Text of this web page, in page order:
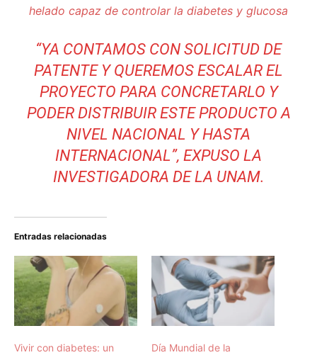
helado capaz de controlar la diabetes y glucosa
“YA CONTAMOS CON SOLICITUD DE
PATENTE Y QUEREMOS ESCALAR EL
PROYECTO PARA CONCRETARLO Y
PODER DISTRIBUIR ESTE PRODUCTO A
NIVEL NACIONAL Y HASTA
INTERNACIONAL”, EXPUSO LA
INVESTIGADORA DE LA UNAM.
Entradas relacionadas
Vivir con diabetes: un
Día Mundial de la